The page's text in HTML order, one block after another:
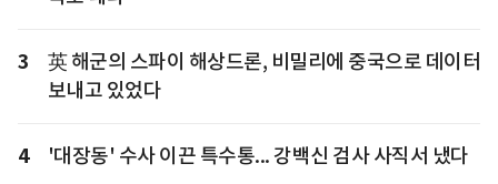
3
英 해군의 스파이 해상드론, 비밀리에 중국으로 데이터
보내고 있었다
4 '대장동' 수사 이끈 특수통... 강백신 검사 사직서 냈다